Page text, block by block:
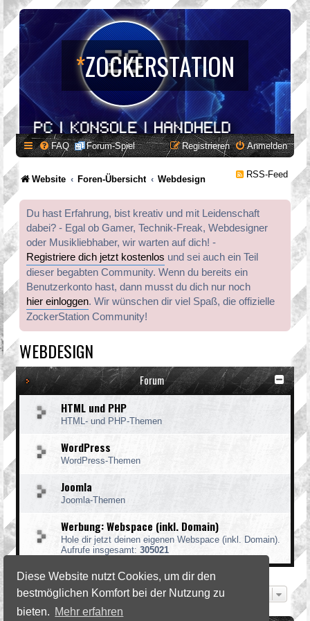
Diese Website nutzt Cookies, um dir den
bestmöglichen Komfort bei der Nutzung zu
bieten. Mehr erfahren
*ZOCKERSTATION
FAQ Forum-Spiel Anmelden
Registrieren
Website Foren-Übersicht Webdesign RSS-Feed
Du hast Erfahrung, bist kreativ und mit Leidenschaft
dabei? - Egal ob Gamer, Technik-Freak, Webdesigner
oder Musikliebhaber, wir warten auf dich! -
Registriere dich jetzt kostenlos und sei auch ein Teil
dieser begabten Community. Wenn du bereits ein
Benutzerkonto hast, dann musst du dich nur noch
hier einloggen. Wir wünschen dir viel Spaß, die offizielle
ZockerStation Community!
WEBDESIGN
Forum
HTML und PHP
HTML- und PHP-Themen
WordPress
WordPress-Themen
Joomla
Joomla-Themen
Werbung: Webspace (inkl. Domain)
Hole dir jetzt deinen eigenen Webspace (inkl. Domain).
Aufrufe insgesamt: 305021